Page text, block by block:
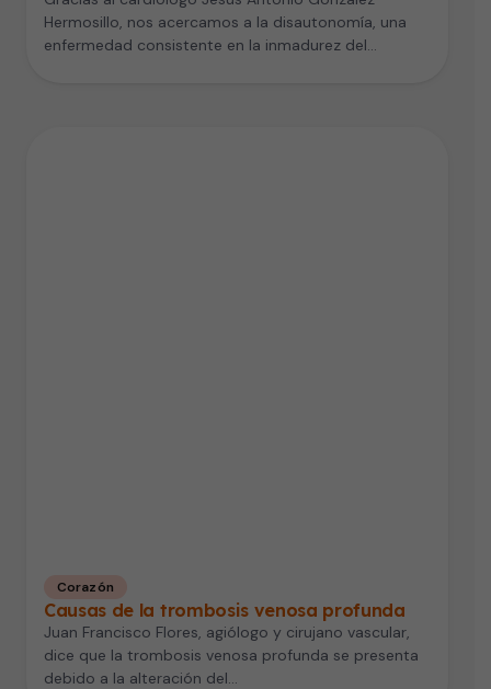
Hermosillo, nos acercamos a la disautonomía, una
enfermedad consistente en la inmadurez del
Corazón
Causas de la trombosis venosa profunda
Juan Francisco Flores, agiólogo y cirujano vascular,
dice que la trombosis venosa profunda se presenta
debido a la alteración del…